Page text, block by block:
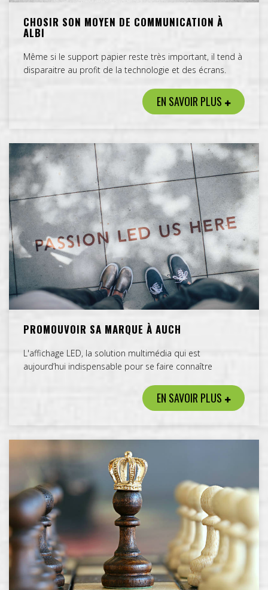
CHOSIR SON MOYEN DE COMMUNICATION À
ALBI
Même si le support papier reste très important, il tend à
disparaitre au profit de la technologie et des écrans.
EN SAVOIR PLUS
PROMOUVOIR SA MARQUE À AUCH
L'affichage LED, la solution multimédia qui est
aujourd’hui indispensable pour se faire connaître
EN SAVOIR PLUS